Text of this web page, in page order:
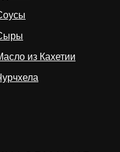
из Кахетии